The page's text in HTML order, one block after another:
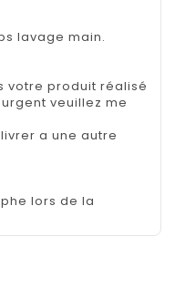
lavage main.
votre produit réalisé
veuillez me
a une autre
lors de la